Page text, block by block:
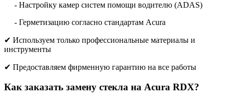
- Настройку камер систем помощи водителю (ADAS)
- Герметизацию согласно стандартам Acura
✔ Используем только профессиональные материалы и
инструменты
✔ Предоставляем фирменную гарантию на все работы
Как заказать замену стекла на Acura RDX?